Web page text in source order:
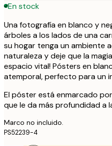
En stock
Una fotografía en blanco y
árboles a los lados de una
su hogar tenga un ambiente
naturaleza y deje que la
espacio vital! Pósters en
atemporal, perfecto para un
El póster está enmarcado
que le da más profundidad a
Marco no incluido.
PS52239-4